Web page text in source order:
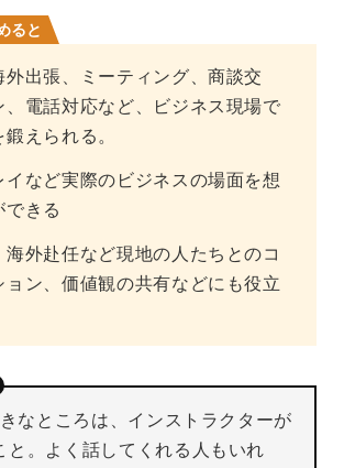
ると
外出張、ミーティング、商談交
、電話対応など、ビジネス現場で
えられる。
イなど実際のビジネスの場面を想
できる
海外赴任など現地の人たちとのコ
ョン、価値観の共有などにも役立
なところは、インストラクターが
と。よく話してくれる人もいれ